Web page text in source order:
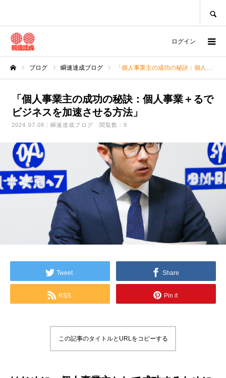
ログイン
ブログ 瞬速達成ブログ 「個人事業主の成功の秘訣：個人事業＋るでビジネスを加速させる方法」
「個人事業主の成功の秘訣：個人事業＋るで
ビジネスを加速させる方法」
2024.07.08 瞬速達成ブログ 閲覧数：9
Tweet Share
RSS Pin it
この記事のタイトルとURLをコピーする